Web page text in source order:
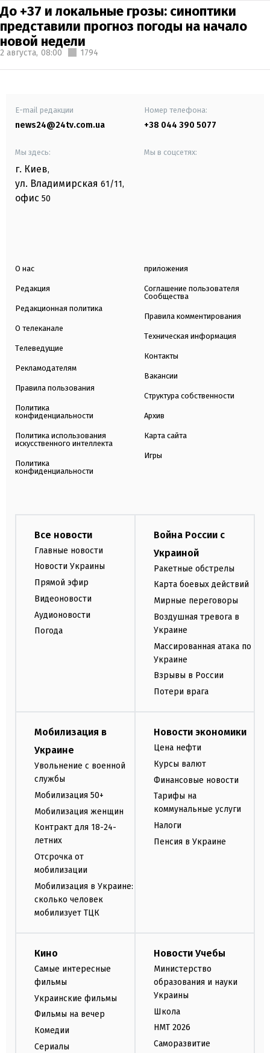
До +37 и локальные грозы: синоптики
представили прогноз погоды на начало
новой недели
2 августа, 08:00 1794
E-mail редакции
news24@24tv.com.ua
Номер телефона:
+38 044 390 5077
Мы здесь:
г. Киев,
ул. Владимирская 61/11,
офис 50
Мы в соцсетях:
О нас
Редакция
Редакционная политика
О телеканале
Телеведущие
Рекламодателям
Правила пользования
Политика
конфиденциальности
Политика использования
искусственного интеллекта
Политика
конфиденциальности
приложения
Соглашение пользователя
Сообщества
Правила комментирования
Техническая информация
Контакты
Вакансии
Структура собственности
Архив
Карта сайта
Игры
Все новости
Главные новости
Новости Украины
Прямой эфир
Видеоновости
Аудионовости
Погода
Война России с
Украиной
Ракетные обстрелы
Карта боевых действий
Мирные переговоры
Воздушная тревога в
Украине
Массированная атака по
Украине
Взрывы в России
Потери врага
Мобилизация в
Украине
Увольнение с военной
службы
Мобилизация 50+
Мобилизация женщин
Контракт для 18-24-
летних
Отсрочка от
мобилизации
Мобилизация в Украине:
сколько человек
мобилизует ТЦК
Новости экономики
Цена нефти
Курсы валют
Финансовые новости
Тарифы на
коммунальные услуги
Налоги
Пенсия в Украине
Кино
Самые интересные
фильмы
Украинские фильмы
Фильмы на вечер
Комедии
Сериалы
Новости Учебы
Министерство
образования и науки
Украины
Школа
НМТ 2026
Саморазвитие